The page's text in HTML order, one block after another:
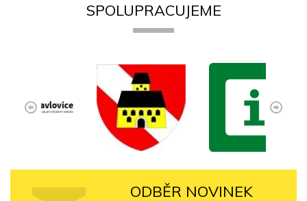
SPOLUPRACUJEME
ODBĚR NOVINEK